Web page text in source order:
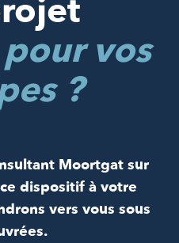
pour vos
?
Moortgat sur
dispositif à votre
vers vous sous